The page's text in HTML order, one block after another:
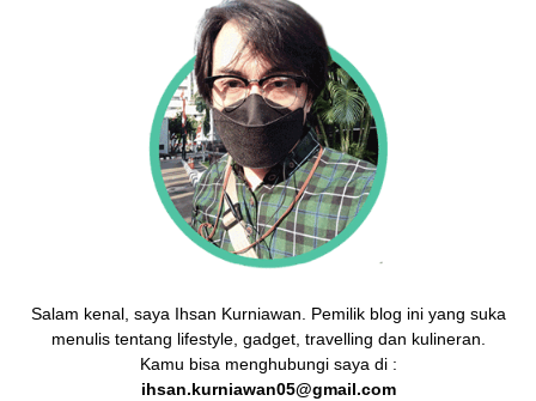
Salam kenal, saya Ihsan Kurniawan. Pemilik blog ini yang suka
menulis tentang lifestyle, gadget, travelling dan kulineran.
Kamu bisa menghubungi saya di :
ihsan.kurniawan05@gmail.com